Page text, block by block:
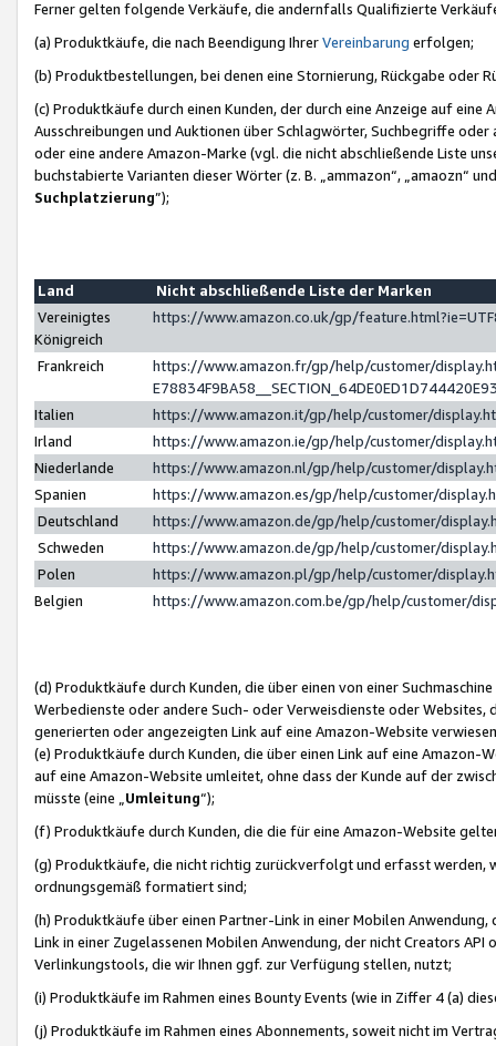
Ferner gelten folgende Verkäufe, die andernfalls Qualifizierte
(a) Produktkäufe, die nach Beendigung IhrerVereinbarung erfolgen;
(b) Produktbestellungen, bei denen eine Stornierung, Rückgabe oder
(c) Produktkäufe durch einen Kunden, der durch eine Anzeige auf
Ausschreibungen und Auktionen über Schlagwörter, Suchbegriffe
oder eine andere Amazon-Marke (vgl. die nicht abschließende Liste
buchstabierte Varianten dieser Wörter (z. B. „ammazon“, „amaozn“
Suchplatzierung”);
Land
Nicht abschließende Liste der Marken
Vereinigtes
Königreich
https://www.amazon.co.uk/gp/
Frankreich
https://www.amazon.fr/gp/help/customer/
Italien
https://www.amazon.it/gp/help/customer/
Irland
https://www.amazon.ie/gp/help/customer/
Niederlande
https://www.amazon.nl/gp/help/customer/
Spanien
https://www.amazon.es/gp/help/customer/
Deutschland
https://www.amazon.de/gp/help/customer/
Schweden
https://www.amazon.de/gp/help/customer/
Polen
https://www.amazon.pl/gp/help/customer/
Belgien
https://www.amazon.com.be/gp/help/customer/
(d) Produktkäufe durch Kunden, die über einen von einer
Werbedienste oder andere Such- oder Verweisdienste oder Websites,
generierten oder angezeigten Link auf eine Amazon-Website
(e) Produktkäufe durch Kunden, die über einen Link auf eine
auf eine Amazon-Website umleitet, ohne dass der Kunde auf der
müsste (eine „ Umleitung“);
(f) Produktkäufe durch Kunden, die die für eine Amazon-Website
(g) Produktkäufe, die nicht richtig zurückverfolgt und erfasst werden,
ordnungsgemäß formatiert sind;
(h) Produktkäufe über einen Partner-Link in einer Mobilen
Link in einer Zugelassenen Mobilen Anwendung, der nicht Creators
Verlinkungstools, die wir Ihnen ggf. zur Verfügung stellen, nutzt;
(i) Produktkäufe im Rahmen eines Bounty Events (wie in Ziffer 4 (a)
(j) Produktkäufe im Rahmen eines Abonnements, soweit nicht im